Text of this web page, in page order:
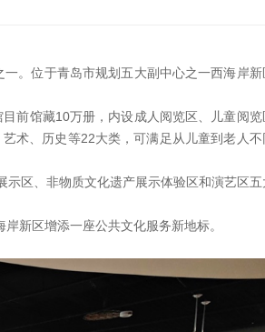
。位于青岛市规划五大副中心之一西海岸新
前馆藏10万册，内设成人阅览区、儿童阅览
术、历史等22大类，可满足从儿童到老人不
区、非物质文化遗产展示体验区和演艺区五
新区增添一座公共文化服务新地标。